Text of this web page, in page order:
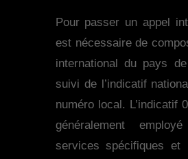
Pour passer un appel
est nécessaire de
international du pays
suivi de l’indicatif
numéro local. L’indicatif
généralement
services spécifiques et